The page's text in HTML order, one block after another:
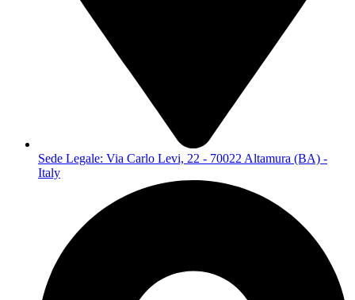
Sede Legale: Via Carlo Levi, 22 - 70022 Altamura (BA) -
Italy